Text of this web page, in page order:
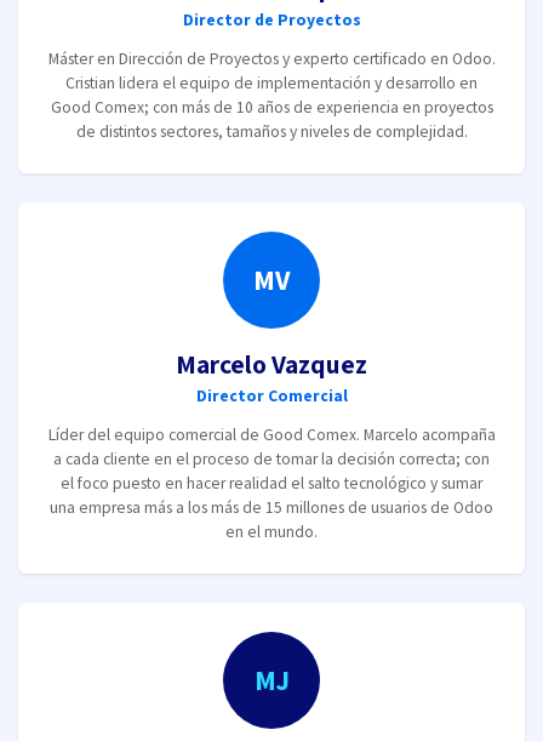
Director de Proyectos
Máster en Dirección de Proyectos y experto certificado en Odoo.
Cristian lidera el equipo de implementación y desarrollo en
Good Comex; con más de 10 años de experiencia en proyectos
de distintos sectores, tamaños y niveles de complejidad.
MV
Marcelo Vazquez
Director Comercial
Líder del equipo comercial de Good Comex. Marcelo acompaña
a cada cliente en el proceso de tomar la decisión correcta; con
el foco puesto en hacer realidad el salto tecnológico y sumar
una empresa más a los más de 15 millones de usuarios de Odoo
en el mundo.
MJ